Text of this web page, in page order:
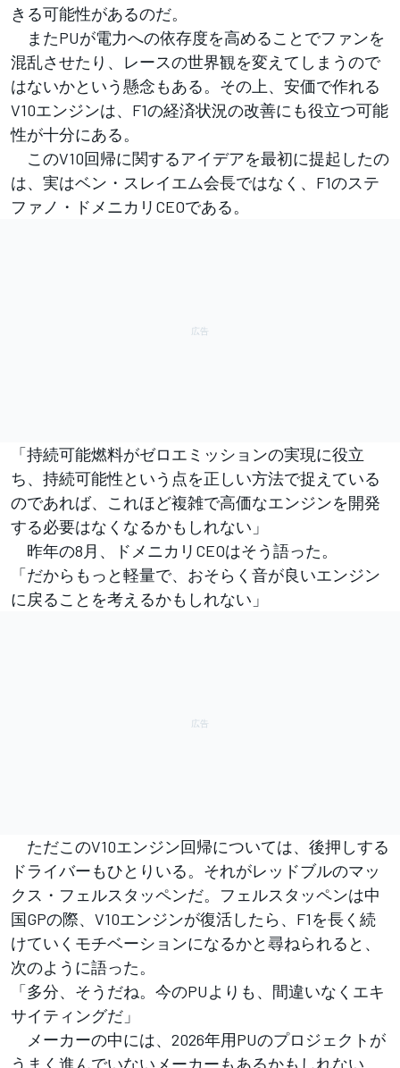
きる可能性があるのだ。
またPUが電力への依存度を高めることでファンを
混乱させたり、レースの世界観を変えてしまうので
はないかという懸念もある。その上、安価で作れる
V10エンジンは、F1の経済状況の改善にも役立つ可能
性が十分にある。
このV10回帰に関するアイデアを最初に提起したの
は、実はベン・スレイエム会長ではなく、F1のステ
ファノ・ドメニカリCEOである。
「持続可能燃料がゼロエミッションの実現に役立
ち、持続可能性という点を正しい方法で捉えている
のであれば、これほど複雑で高価なエンジンを開発
する必要はなくなるかもしれない」
昨年の8月、ドメニカリCEOはそう語った。
「だからもっと軽量で、おそらく音が良いエンジン
に戻ることを考えるかもしれない」
ただこのV10エンジン回帰については、後押しする
ドライバーもひとりいる。それがレッドブルのマッ
クス・フェルスタッペンだ。フェルスタッペンは中
国GPの際、V10エンジンが復活したら、F1を長く続
けていくモチベーションになるかと尋ねられると、
次のように語った。
「多分、そうだね。今のPUよりも、間違いなくエキ
サイティングだ」
メーカーの中には、2026年用PUのプロジェクトが
うまく進んでいないメーカーもあるかもしれない。